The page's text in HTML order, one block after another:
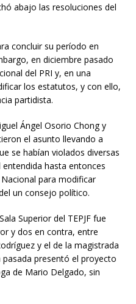
abajo las resoluciones del
concluir su período en
en diciembre pasado
del PRI y, en una
los estatutos, y con ello,
partidista.
Ángel Osorio Chong y
el asunto llevando a
se habían violados diversas
hasta entonces
para modificar
un consejo político.
Superior del TEPJF fue
y dos en contra, entre
y el de la magistrada
pasada presentó el proyecto
de Mario Delgado, sin